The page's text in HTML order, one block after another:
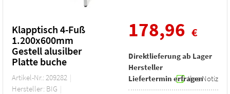
Klapptisch 4-Fuß
1.200x600mm
Gestell alusilber
Platte buche
Artikel-Nr.: 209282
Hersteller: BIG
178,96 €
Direktlieferung ab Lager
Hersteller
Liefertermin erfragenIhre Notiz